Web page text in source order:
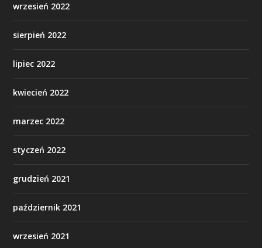
wrzesień 2022
sierpień 2022
lipiec 2022
kwiecień 2022
marzec 2022
styczeń 2022
grudzień 2021
październik 2021
wrzesień 2021